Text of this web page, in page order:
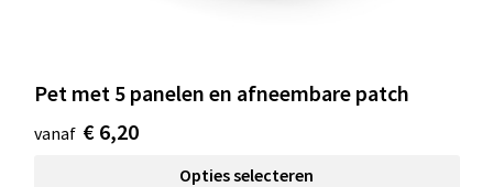
Pet met 5 panelen en afneembare patch
vanaf € 6,20
Opties selecteren